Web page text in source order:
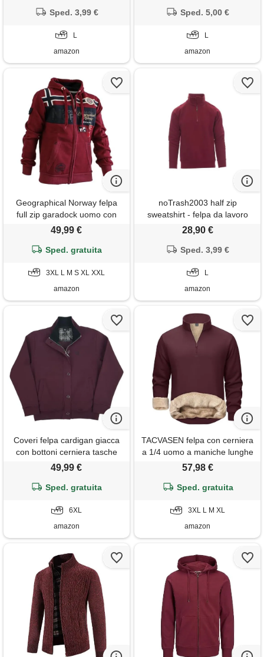
da uomo retrò con mezza zip
per attività all'aria aperta,
casual
Sped. 3,99 €
L
amazon
Sped. 5,00 €
L
amazon
Geographical Norway felpa
full zip garadock uomo con
cappuccio misto cotone sport
xl)
49,99 €
Sped. gratuita
3XL L M S XL XXL
amazon
noTrash2003 half zip
sweatshirt - felpa da lavoro
compatibile con payper
tempo libero, tessuto
maniche e vita, 300g/mq, 70%
cotone, dalla xs
28,90 €
Sped. 3,99 €
L
amazon
Coveri felpa cardigan giacca
con bottoni cerniera tasche
zip uomo taglie forti xxxxl 5x
49,99 €
Sped. gratuita
6XL
amazon
TACVASEN felpa con cerniera
a 1/4 uomo a maniche lunghe
pullover d'inverno
57,98 €
Sped. gratuita
3XL L M XL
amazon